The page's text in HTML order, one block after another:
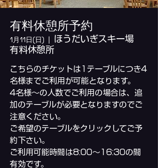
有料休憩所予約
1月11日(日)
  |
ほうだいぎスキー場
有料休憩所
こちらのチケットは1テーブルにつき4
名様までご利用が可能となります。
4名様～の人数でご利用の場合は、追
加のテーブルが必要となりますのでご
注意ください。
ご希望のテーブルをクリックしてご予
約下さい。
ご利用可能時間は8:00～16:30の間